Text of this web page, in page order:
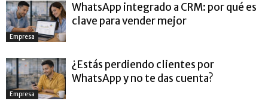
Empresa
WhatsApp integrado a CRM: por qué es
clave para vender mejor
Empresa
¿Estás perdiendo clientes por
WhatsApp y no te das cuenta?